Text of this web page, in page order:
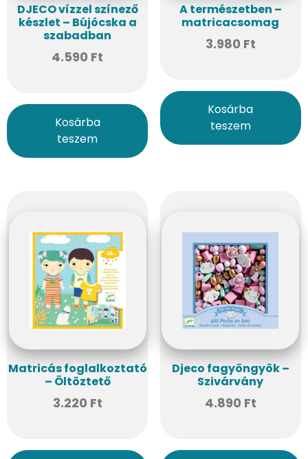
DJECO vízzel színező
készlet – Bújócska a
szabadban
4.590 Ft
Kosárba
teszem
A természetben –
matricacsomag
3.980 Ft
Kosárba
teszem
Matricás foglalkoztató
– Öltöztető
3.220 Ft
Djeco fagyöngyök –
Szivárvány
4.890 Ft